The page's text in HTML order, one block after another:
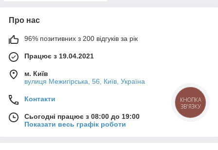
Про нас
96% позитивних з 200 відгуків за рік
Працює з 19.04.2021
м. Київ
вулиця Межигірська, 56, Київ, Україна
Контакти
Сьогодні працює з 08:00 до 19:00
Показати весь графік роботи
КНОПКА
ЗВ'ЯЗКУ